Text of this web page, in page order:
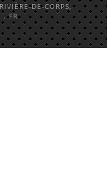
DE-CORPS,
. FR